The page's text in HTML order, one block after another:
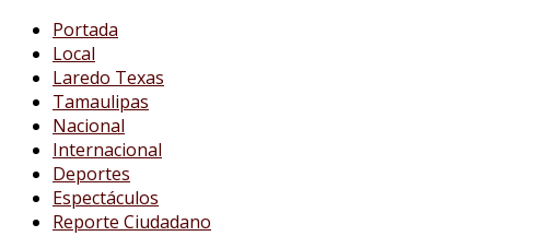
Portada
Local
Laredo Texas
Tamaulipas
Nacional
Internacional
Deportes
Espectáculos
Reporte Ciudadano